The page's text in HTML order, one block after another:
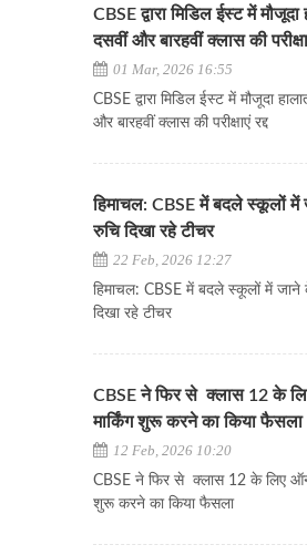
CBSE द्वारा मिडिल ईस्ट में
दसवीं और बारहवीं क्लास की
01 Mar, 2026 16:55
CBSE द्वारा मिडिल ईस्ट में मौजूदा
और बारहवीं क्लास की परीक्षाएं रद्द
हिमाचल: CBSE में बदले स्कूलों
रुचि दिखा रहे टीचर
22 Feb, 2026 12:27
हिमाचल: CBSE में बदले स्कूलों में
दिखा रहे टीचर
CBSE ने फिर से क्लास 12 के
मार्किंग शुरू करने का किया फैसला
12 Feb, 2026 10:20
CBSE ने फिर से क्लास 12 के लिए ऑन-
शुरू करने का किया फैसला